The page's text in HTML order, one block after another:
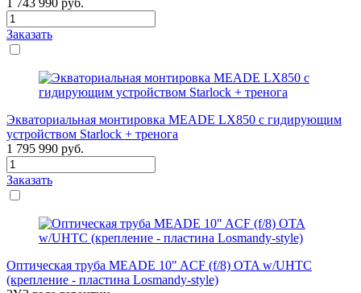
Заказать
Экваториальная монтировка MEADE LX850 с гидирующим
устройством Starlock + тренога
1 795 990 руб.
Заказать
Оптическая труба MEADE 10" ACF (f/8) OTA w/UHTC
(крепление - пластина Losmandy-style)